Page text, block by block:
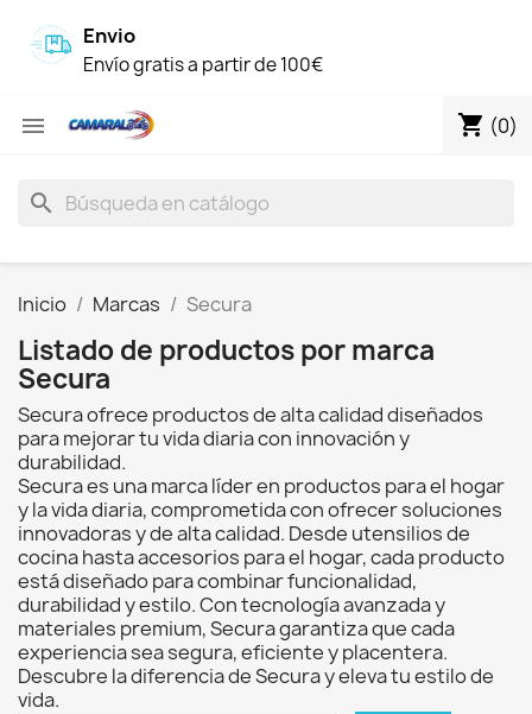
Envio
Envío gratis a partir de 100€
 shopping_cart (0)
search
Inicio Marcas Secura
Listado de productos por marca
Secura
Secura ofrece productos de alta calidad diseñados
para mejorar tu vida diaria con innovación y
durabilidad.
Secura es una marca líder en productos para el hogar
y la vida diaria, comprometida con ofrecer soluciones
innovadoras y de alta calidad. Desde utensilios de
cocina hasta accesorios para el hogar, cada producto
está diseñado para combinar funcionalidad,
durabilidad y estilo. Con tecnología avanzada y
materiales premium, Secura garantiza que cada
experiencia sea segura, eficiente y placentera.
Descubre la diferencia de Secura y eleva tu estilo de
vida.